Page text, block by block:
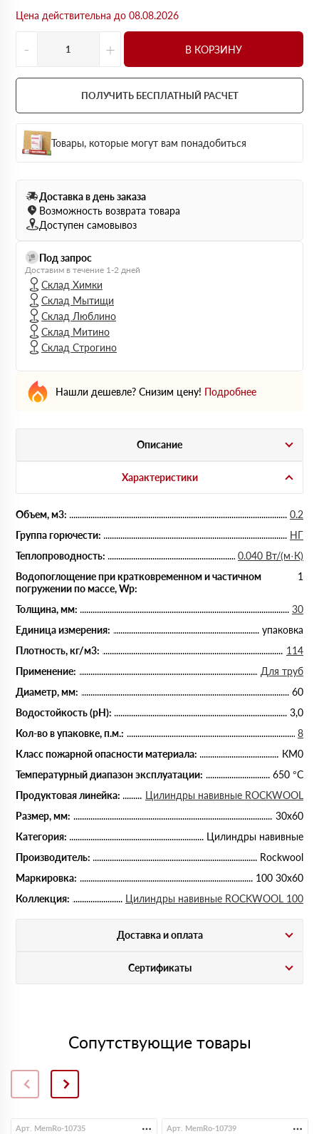
Цена действительна до 08.08.2026
- + В КОРЗИНУ
ПОЛУЧИТЬ БЕСПЛАТНЫЙ РАСЧЕТ
Товары, которые могут вам понадобиться
Доставка в день заказа
Возможность возврата товара
Доступен самовывоз
Под запрос
Доставим в течение 1-2 дней
Склад Химки
Склад Мытищи
Склад Люблино
Склад Митино
Склад Строгино
Нашли дешевле? Снизим цену! Подробнее
Описание
Характеристики
Объем, м3:
0.2
Группа горючести:
НГ
Теплопроводность:
0.040 Вт/(м·К)
Водопоглощение при кратковременном и частичном
погружении по массе, Wp:
1
Толщина, мм:
30
Единица измерения:
упаковка
Плотность, кг/м3:
114
Применение:
Для труб
Диаметр, мм:
60
Водостойкость (рН):
3,0
Кол-во в упаковке, п.м.:
8
Класс пожарной опасности материала:
КМ0
Температурный диапазон эксплуатации:
650 °С
Продуктовая линейка:
Цилиндры навивные ROCKWOOL
Размер, мм:
30х60
Категория:
Цилиндры навивные
Производитель:
Rockwool
Маркировка:
100 30х60
Коллекция:
Цилиндры навивные ROCKWOOL 100
Доставка и оплата
Сертификаты
Сопутствующие товары
Арт. MemRo-10735 Арт. MemRo-10739